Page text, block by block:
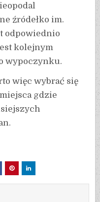
źródełko im.
odpowiednio
kolejnym
wypoczynku.
więc wybrać się
gdzie